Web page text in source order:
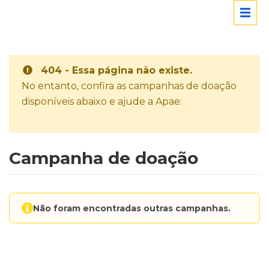
404 - Essa página não existe.
No entanto, confira as campanhas de doação
disponíveis abaixo e ajude a Apae:
Campanha de doação
Não foram encontradas outras campanhas.